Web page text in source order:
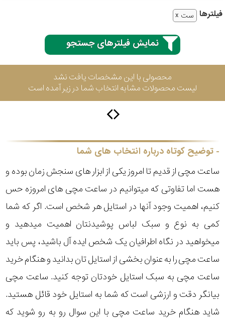
فیلتر‌ها ست
نمایش فیلترهای جستجو
محصولی با این مشخصات یافت نشد
لیست محصولات مشابه انتخاب شما در زیر آمده است
توضیح کوتاه درباره انتخاب های شما
ساعت مچی از قدیم تا امروز یکی از ابزار های سنجش زمان بوده و
هست اما تفاوتی که میتوانیم در ساعت مچی های امروزه حس
کنیم، اهمیت وجود آنها در استایل هر شخص است. اگر که شما
کمی به نوع و سبک لباس پوشیدنتان اهمیت میدهید و
میخواهید در نگاه اطرافیان یک شخص ایده آل باشید، پس باید
ساعت مچی را به عنوان بخشی از استایل تان بدانید و هنگام خرید
ساعت مچی به سبک استایل خودتان توجه کنید. ساعت مچی
بیانگر دقت و ارزشی است که شما به استایل خود قائل هستید.
شاید هنگام خرید ساعت مچی با این سوال رو به رو شوید که
3
سیکو
سیتیزن
اورینت
پیلار
لیکوپر
آدیداس
جنسیت
ست
بیشتر...
استایل